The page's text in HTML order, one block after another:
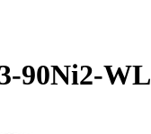
90Ni2-WL